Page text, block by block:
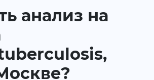
анализ на